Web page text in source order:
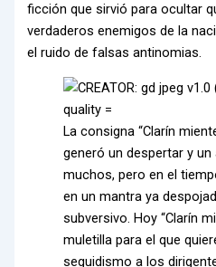
ficción que sirvió para ocultar
verdaderos enemigos de la
el ruido de falsas antinomias.
La consigna “Clarín
generó un despertar y
muchos, pero en el
en un mantra ya
subversivo. Hoy “Clarín
muletilla para el que
seguidismo a los